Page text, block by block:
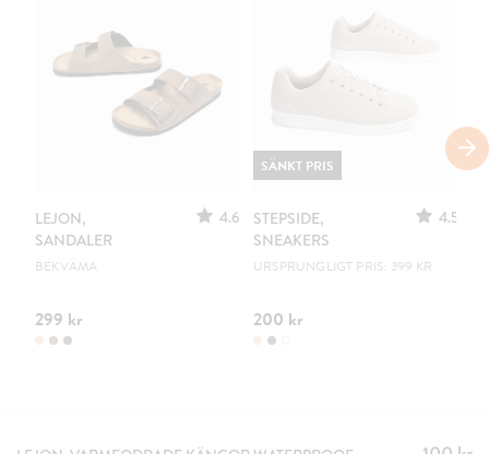
LEJON,
SANDALER
4.6
BEKVÄMA
299 kr
STEPSIDE,
SNEAKERS
4.5
URSPRUNGLIGT PRIS: 399 KR
200 kr
SÄNKT PRIS